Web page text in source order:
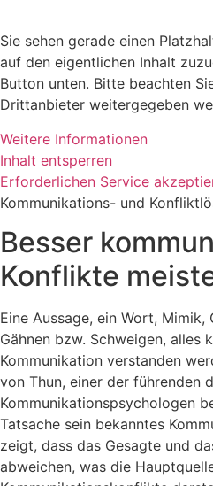
Sie sehen gerade einen
auf den eigentlichen Inhalt
Button unten. Bitte beachten
Drittanbieter weitergegeben
Weitere Informationen
Inhalt entsperren
Erforderlichen Service
Kommunikations- und
Besser
Konflikte
Eine Aussage, ein Wort,
Gähnen bzw. Schweigen, alles
Kommunikation verstanden
von Thun, einer der führenden
Kommunikationspsychologen
Tatsache sein bekanntes
zeigt, dass das Gesagte und
abweichen, was die